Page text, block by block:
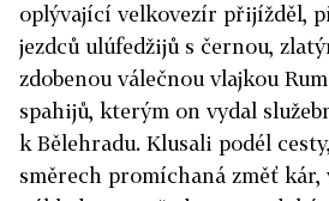
oplývající velkovezír přijížděl,
jezdců ulúfedžijů s černou,
zdobenou válečnou vlajkou
spahijů, kterým on vydal
k Bělehradu. Klusali podél
směrech promíchaná změť